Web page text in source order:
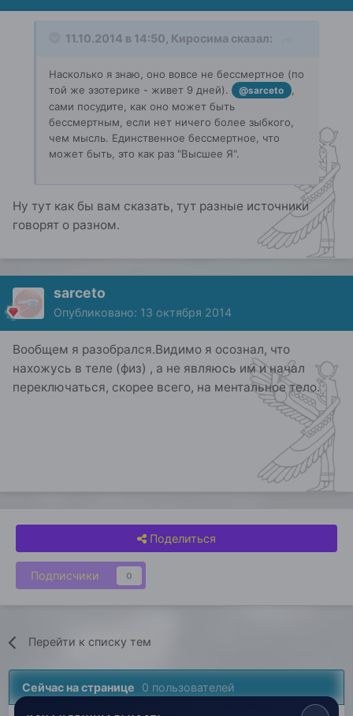
11.10.2014 в 14:50, Киросима сказал:
Насколько я знаю, оно вовсе не бессмертное (по
той же эзотерике - живет 9 дней).
@sarceto
,
сами посудите, как оно может быть
бессмертным, если нет ничего более зыбкого,
чем мысль. Единственное бессмертное, что
может быть, это как раз "Высшее Я".
Ну тут как бы вам сказать, тут разные источники
говорят о разном.
sarceto
Опубликовано: 13 октября 2014
Вообщем я разобрался.Видимо я осознал, что
нахожусь в теле (физ) , а не являюсь им и начал
переключаться, скорее всего, на ментальное тело.
Поделиться
Подписчики 0
Перейти к списку тем
Сейчас на странице 0 пользователей